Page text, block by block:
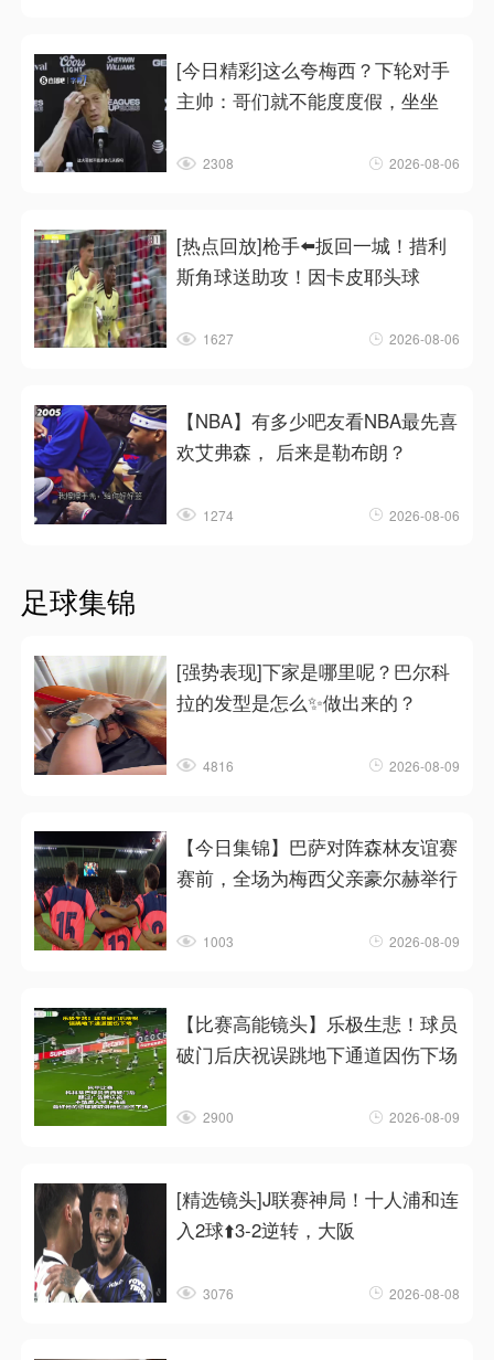
[今日精彩]这么夸梅西？下轮对手
主帅：哥们就不能度度假，坐坐
2308 2026-08-06
[热点回放]枪手⬅️扳回一城！措利
斯角球送助攻！因卡皮耶头球
1627 2026-08-06
【NBA】有多少吧友看NBA最先喜
欢艾弗森， 后来是勒布朗？
1274 2026-08-06
足球集锦
[强势表现]下家是哪里呢？巴尔科
拉的发型是怎么✨做出来的？
4816 2026-08-09
【今日集锦】巴萨对阵森林友谊赛
赛前，全场为梅西父亲豪尔赫举行
1003 2026-08-09
【比赛高能镜头】乐极生悲！球员
破门后庆祝误跳地下通道因伤下场
2900 2026-08-09
[精选镜头]J联赛神局！十人浦和连
入2球⬆️3‑2逆转，大阪
3076 2026-08-08